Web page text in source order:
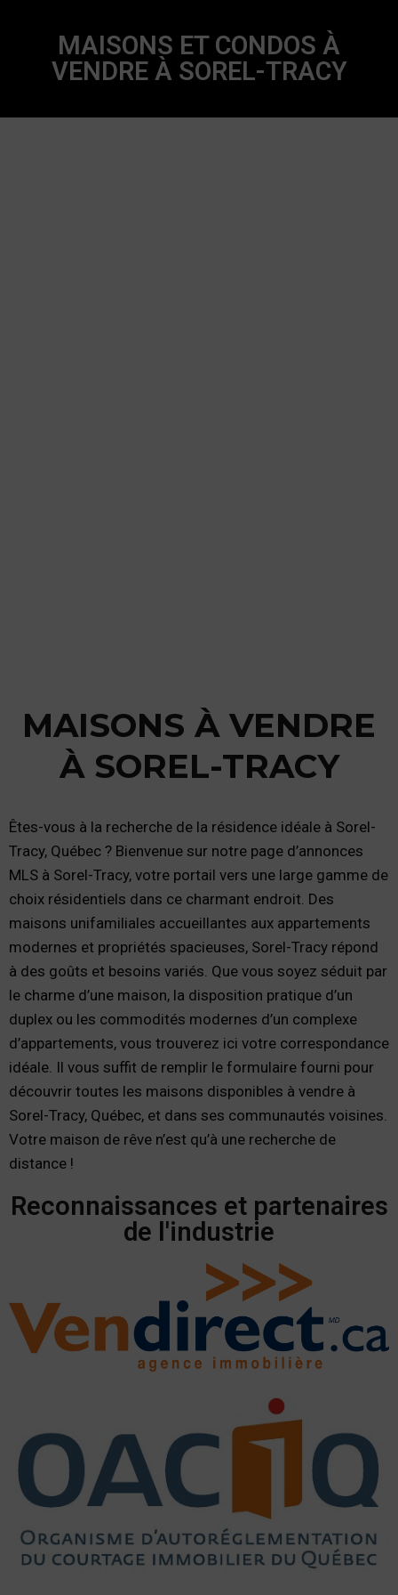
MAISONS ET CONDOS À
VENDRE À SOREL-TRACY
MAISONS À VENDRE
À SOREL-TRACY
Êtes-vous à la recherche de la résidence idéale à Sorel-
Tracy, Québec ? Bienvenue sur notre page d’annonces
MLS à Sorel-Tracy, votre portail vers une large gamme de
choix résidentiels dans ce charmant endroit. Des
maisons unifamiliales accueillantes aux appartements
modernes et propriétés spacieuses, Sorel-Tracy répond
à des goûts et besoins variés. Que vous soyez séduit par
le charme d’une maison, la disposition pratique d’un
duplex ou les commodités modernes d’un complexe
d’appartements, vous trouverez ici votre correspondance
idéale. Il vous suffit de remplir le formulaire fourni pour
découvrir toutes les maisons disponibles à vendre à
Sorel-Tracy, Québec, et dans ses communautés voisines.
Votre maison de rêve n’est qu’à une recherche de
distance !
Reconnaissances et partenaires
de l'industrie​